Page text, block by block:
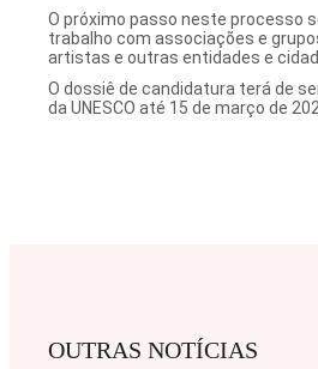
O próximo passo neste processo
trabalho com associações e
artistas e outras entidades e
O dossiê de candidatura terá de
da UNESCO até 15 de março de
OUTRAS NOTÍCIAS